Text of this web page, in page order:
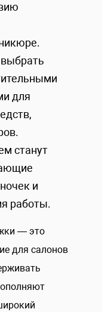
для
станут
и
работы.
— это
для салонов